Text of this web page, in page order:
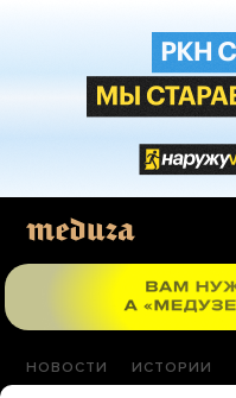
НОВОСТИ ИСТОРИИ